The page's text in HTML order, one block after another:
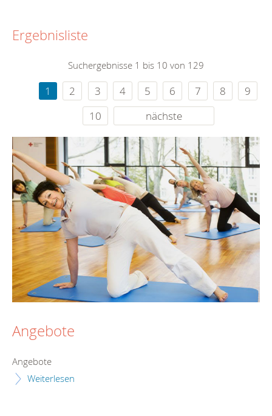
Ergebnisliste
Suchergebnisse 1 bis 10 von 129
1 2 3 4 5 6 7 8
9
10
nächste
Angebote
Angebote
Weiterlesen